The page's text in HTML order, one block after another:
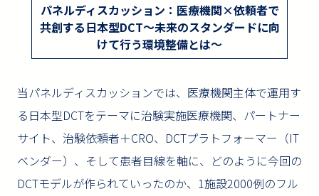
パネルディスカッション：医療機関×依頼者で
共創する日本型DCT〜未来のスタンダードに向
けて行う環境整備とは〜
当パネルディスカッションでは、医療機関主体で運用す
る日本型DCTをテーマに治験実施医療機関、パートナー
サイト、治験依頼者＋CRO、DCTプラトフォーマー（IT
ベンダー）、そして患者目線を軸に、どのように今回の
DCTモデルが作られていったのか、1施設2000例のフル